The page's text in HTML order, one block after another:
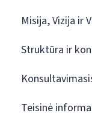
Misija, Vizija ir
Struktūra ir
Teisinė